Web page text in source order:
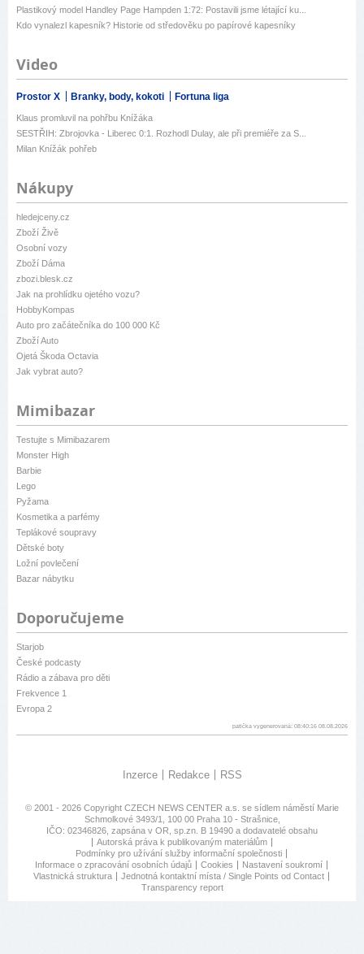
Plastikový model Handley Page Hampden 1:72: Postavili jsme létající ku...
Kdo vynalezl kapesník? Historie od středověku po papírové kapesníky
Video
Prostor X Branky, body, kokoti Fortuna liga
Klaus promluvil na pohřbu Knížáka
SESTŘIH: Zbrojovka - Liberec 0:1. Rozhodl Dulay, ale při premiéře za S...
Milan Knížák pohřeb
Nákupy
hledejceny.cz
Zboží Živě
Osobní vozy
Zboží Dáma
zbozi.blesk.cz
Jak na prohlídku ojetého vozu?
HobbyKompas
Auto pro začátečníka do 100 000 Kč
Zboží Auto
Ojetá Škoda Octavia
Jak vybrat auto?
Mimibazar
Testujte s Mimibazarem
Monster High
Barbie
Lego
Pyžama
Kosmetika a parfémy
Teplákové soupravy
Dětské boty
Ložní povlečení
Bazar nábytku
Doporučujeme
Starjob
České podcasty
Rádio a zábava pro děti
Frekvence 1
Evropa 2
patička vygenerovaná: 08:40:16 08.08.2026
Inzerce Redakce RSS
© 2001 - 2026 Copyright CZECH NEWS CENTER a.s. se sídlem náměstí Marie
Schmolkové 3493/1, 100 00 Praha 10 - Strašnice,
IČO: 02346826, zapsána v OR, sp.zn. B 19490 a dodavatelé obsahu
Autorská práva k publikovaným materiálům
Podmínky pro užívání služby informační společnosti
Informace o zpracování osobních údajů
Cookies
Nastavení soukromí
Vlastnická struktura
Jednotná kontaktní místa / Single Points od Contact
Transparency report